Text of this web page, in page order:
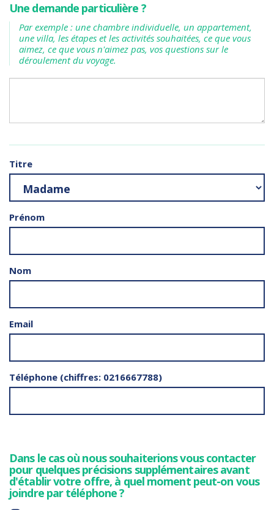
Une demande particulière ?
Par exemple : une chambre individuelle, un appartement,
une villa, les étapes et les activités souhaitées, ce que vous
aimez, ce que vous n'aimez pas, vos questions sur le
déroulement du voyage.
Titre
Prénom
Nom
Email
Téléphone (chiffres: 0216667788)
Dans le cas où nous souhaiterions vous contacter
pour quelques précisions supplémentaires avant
d'établir votre offre, à quel moment peut-on vous
joindre par téléphone ?